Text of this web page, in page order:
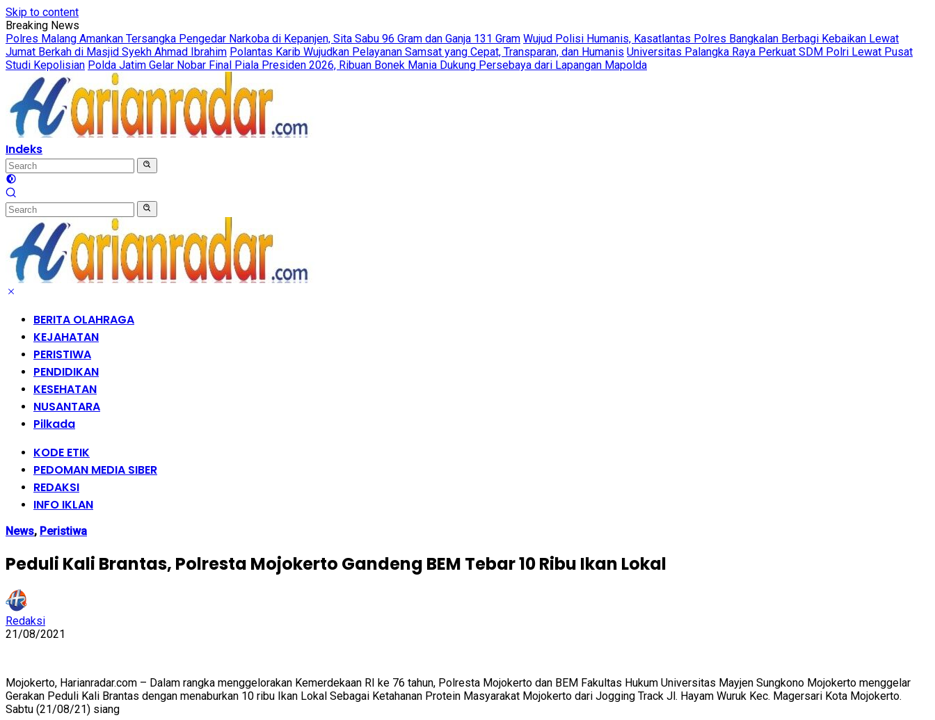
Skip to content
Breaking News
Polres Malang Amankan Tersangka Pengedar Narkoba di Kepanjen, Sita Sabu 96 Gram dan Ganja 131 Gram Wujud Polisi Humanis, Kasatlantas Polres Bangkalan Berbagi Kebaikan Lewat
Jumat Berkah di Masjid Syekh Ahmad Ibrahim Polantas Karib Wujudkan Pelayanan Samsat yang Cepat, Transparan, dan Humanis Universitas Palangka Raya Perkuat SDM Polri Lewat Pusat
Studi Kepolisian Polda Jatim Gelar Nobar Final Piala Presiden 2026, Ribuan Bonek Mania Dukung Persebaya dari Lapangan Mapolda
Indeks
BERITA OLAHRAGA
KEJAHATAN
PERISTIWA
PENDIDIKAN
KESEHATAN
NUSANTARA
Pilkada
KODE ETIK
PEDOMAN MEDIA SIBER
REDAKSI
INFO IKLAN
News, Peristiwa
Peduli Kali Brantas, Polresta Mojokerto Gandeng BEM Tebar 10 Ribu Ikan Lokal
Redaksi
21/08/2021
Mojokerto, Harianradar.com – Dalam rangka menggelorakan Kemerdekaan RI ke 76 tahun, Polresta Mojokerto dan BEM Fakultas Hukum Universitas Mayjen Sungkono Mojokerto menggelar
Gerakan Peduli Kali Brantas dengan menaburkan 10 ribu Ikan Lokal Sebagai Ketahanan Protein Masyarakat Mojokerto dari Jogging Track Jl. Hayam Wuruk Kec. Magersari Kota Mojokerto.
Sabtu (21/08/21) siang